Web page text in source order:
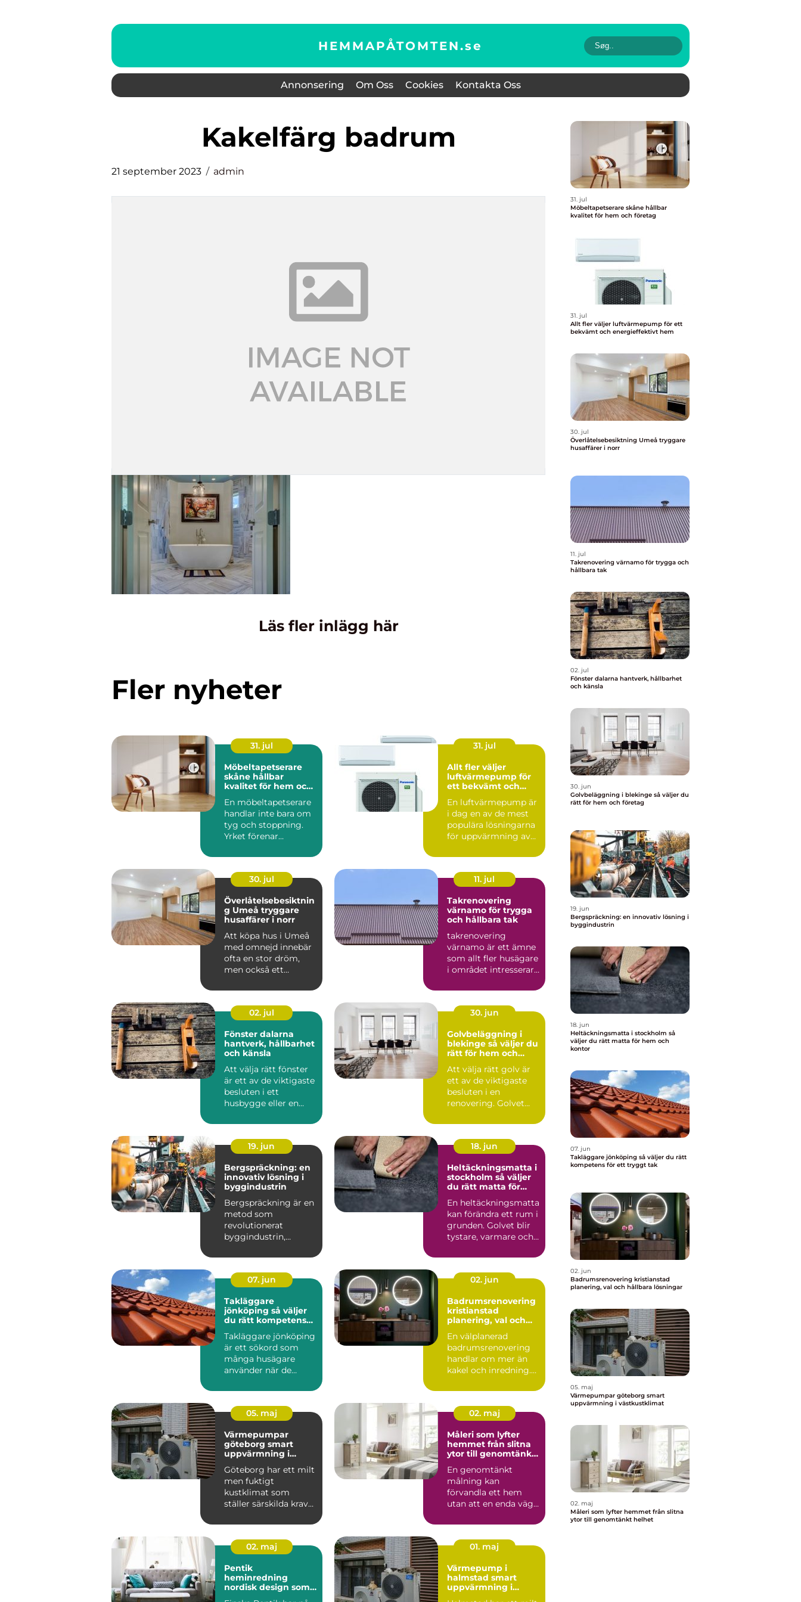
HEMMAPÅTOMTEN.se
Annonsering Om Oss Cookies Kontakta Oss
kakelfärg badrum
21 september 2023 admin
Läs fler inlägg här
Fler nyheter
31. jul
Möbeltapetserare
skåne hållbar
kvalitet för hem och
En möbeltapetserare
handlar inte bara om
tyg och stoppning.
Yrket förenar
och h...
31. jul
Allt fler väljer
luftvärmepump för
ett bekvämt och
En luftvärmepump är
i dag en av de mest
populära lösningarna
för uppvärmning av
30. jul
Överlåtelsebesiktnin
g Umeå tryggare
husaffärer i norr
Att köpa hus i Umeå
med omnejd innebär
ofta en stor dröm,
men också ett
risktagande. Klim...
11. jul
Takrenovering
värnamo för trygga
och hållbara tak
takrenovering
värnamo är ett ämne
som allt fler husägare
i området intresserar
02. jul
Fönster dalarna
hantverk, hållbarhet
och känsla
Att välja rätt fönster
är ett av de viktigaste
besluten i ett
husbygge eller en
30. jun
Golvbeläggning i
blekinge så väljer du
rätt för hem och
Att välja rätt golv är
ett av de viktigaste
besluten i en
renovering. Golvet
kän...
19. jun
Bergspräckning: en
innovativ lösning i
byggindustrin
Bergspräckning är en
metod som
revolutionerat
byggindustrin,
18. jun
Heltäckningsmatta i
stockholm så väljer
du rätt matta för
En heltäckningsmatta
kan förändra ett rum i
grunden. Golvet blir
tystare, varmare och
07. jun
Takläggare
jönköping så väljer
du rätt kompetens
Takläggare jönköping
är ett sökord som
många husägare
använder när de
tid take...
02. jun
Badrumsrenovering
kristianstad
planering, val och
En välplanerad
badrumsrenovering
handlar om mer än
kakel och inredning.
Kristia...
05. maj
Värmepumpar
göteborg smart
uppvärmning i
Göteborg har ett milt
men fuktigt
kustklimat som
ställer särskilda krav
bostäder...
02. maj
Måleri som lyfter
hemmet från slitna
ytor till genomtänkt
En genomtänkt
målning kan
förvandla ett hem
utan att en enda vägg
noggrant u...
02. maj
Pentik
heminredning
nordisk design som
01. maj
Värmepump i
halmstad smart
uppvärmning i
31. jul
Möbeltapetserare skåne hållbar
kvalitet för hem och företag
31. jul
Allt fler väljer luftvärmepump för ett
bekvämt och energieffektivt hem
30. jul
Överlåtelsebesiktning Umeå tryggare
husaffärer i norr
11. jul
Takrenovering värnamo för trygga och
hållbara tak
02. jul
Fönster dalarna hantverk, hållbarhet
och känsla
30. jun
Golvbeläggning i blekinge så väljer du
rätt för hem och företag
19. jun
Bergspräckning: en innovativ lösning i
byggindustrin
18. jun
Heltäckningsmatta i stockholm så
väljer du rätt matta för hem och
kontor
07. jun
Takläggare jönköping så väljer du rätt
kompetens för ett tryggt tak
02. jun
Badrumsrenovering kristianstad
planering, val och hållbara lösningar
05. maj
Värmepumpar göteborg smart
uppvärmning i västkustklimat
02. maj
Måleri som lyfter hemmet från slitna
ytor till genomtänkt helhet